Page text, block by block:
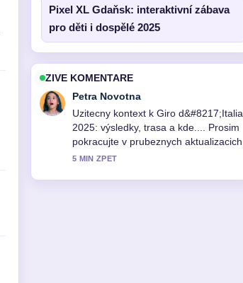
Pixel XL Gdaňsk: interaktivní zábava
pro děti i dospělé 2025
ZIVE KOMENTARE
Petra Novotna
Uzitecny kontext k Giro d&#8217;Italia
2025: výsledky, trasa a kde.... Prosim
pokracujte v prubeznych aktualizacich.
5 MIN ZPET